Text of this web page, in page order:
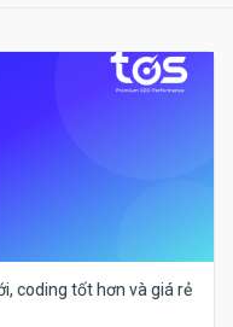
coding tốt hơn và giá rẻ